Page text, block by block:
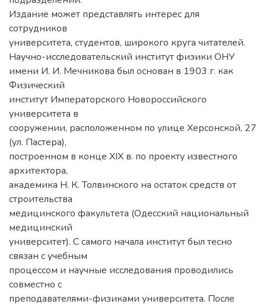
Издание может представлять интерес для
сотрудников
университета, студентов, широкого круга читателей.
Научно-исследовательский институт физики ОНУ
имени И. И. Мечникова был основан в 1903 г. как
Физический
институт Императорского Новороссийского
университета в
сооружении, расположенном по улице Херсонской, 27
(ул. Пастера),
построенном в конце XIX в. по проекту известного
архитектора,
академика Н. К. Толвинского на остаток средств от
строительства
медицинского факультета (Одесский национальный
медицинский
университет). С самого начала институт был тесно
связан с учебным
процессом и научные исследования проводились
совместно с
преподавателями-физиками университета. После